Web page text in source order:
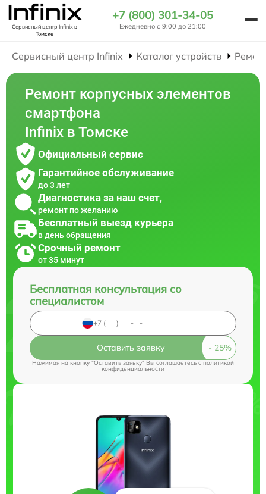
Сервисный центр Infinixв
Томске
+7 (800) 301-34-05
Ежедневно с 9:00 до 21:00
Сервисный центр Infinix Каталог устройств
Ремонт корпусных элементов
смартфона
Infinix в Томске
Официальный сервис
Гарантийное обслуживание
до 3 лет
Диагностика за наш счет,
ремонт по желанию
Бесплатный выезд курьера
в день обращения
Срочный ремонт
от 35 минут
Бесплатная консультация со
специалистом
Оставить заявку
Нажимая на кнопку "Оставить заявку" Вы соглашаетесь cполитикой
конфиденциальности